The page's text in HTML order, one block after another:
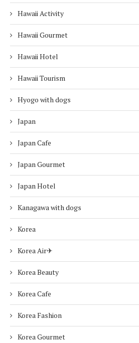
Hawaii Activity
Hawaii Gourmet
Hawaii Hotel
Hawaii Tourism
Hyogo with dogs
Japan
Japan Cafe
Japan Gourmet
Japan Hotel
Kanagawa with dogs
Korea
Korea Air✈︎
Korea Beauty
Korea Cafe
Korea Fashion
Korea Gourmet